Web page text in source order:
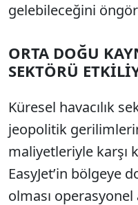
gelebileceğini
ORTA DOĞU
SEKTÖRÜ
Küresel havacılık
jeopolitik
maliyetleriyle karşı
EasyJet’in bölgeye
olması operasyonel